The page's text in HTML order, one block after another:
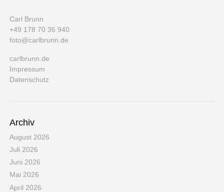
Carl Brunn
+49 178 70 36 940
foto@carlbrunn.de
carlbrunn.de
Impressum
Datenschutz
Archiv
August 2026
Juli 2026
Juni 2026
Mai 2026
April 2026